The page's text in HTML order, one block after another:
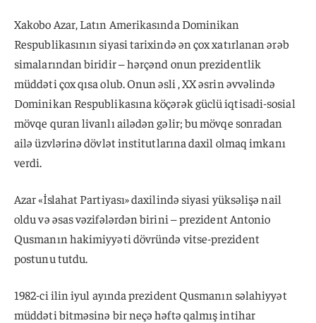
Xakobo Azar, Latın Amerikasında Dominikan
Respublikasının siyasi tarixində ən çox xatırlanan ərəb
simalarından biridir – hərçənd onun prezidentlik
müddəti çox qısa olub. Onun əsli , XX əsrin əvvəlində
Dominikan Respublikasına köçərək güclü iqtisadi-sosial
mövqe quran livanlı ailədən gəlir; bu mövqe sonradan
ailə üzvlərinə dövlət institutlarına daxil olmaq imkanı
verdi.
Azar «İslahat Partiyası» daxilində siyasi yüksəlişə nail
oldu və əsas vəzifələrdən birini – prezident Antonio
Qusmanın hakimiyyəti dövründə vitse-prezident
postunu tutdu.
1982-ci ilin iyul ayında prezident Qusmanın səlahiyyət
müddəti bitməsinə bir neçə həftə qalmış intihar